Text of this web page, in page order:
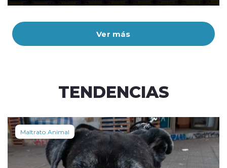
Ver más
TENDENCIAS
Maltrato Animal